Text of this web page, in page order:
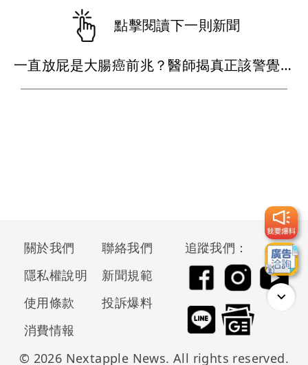
點擊閱讀下一則新聞
一直放屁是大腸癌前兆？醫師揭真正該警覺的3大危險訊號
關於我們
聯絡我們
隱私權說明
新聞規範
使用條款
投訴爆料
消費情報
追蹤我們：
© 2026 Nextapple News. All rights reserved.